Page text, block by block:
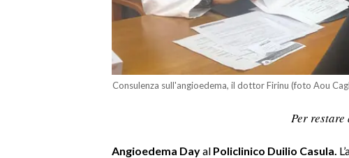
RISULTATI E CLASSIFICHE
Consulenza sull'angioedema, il dottor Firinu (foto Aou
Per
Angioedema Dayal Policlinico Duilio Casula.